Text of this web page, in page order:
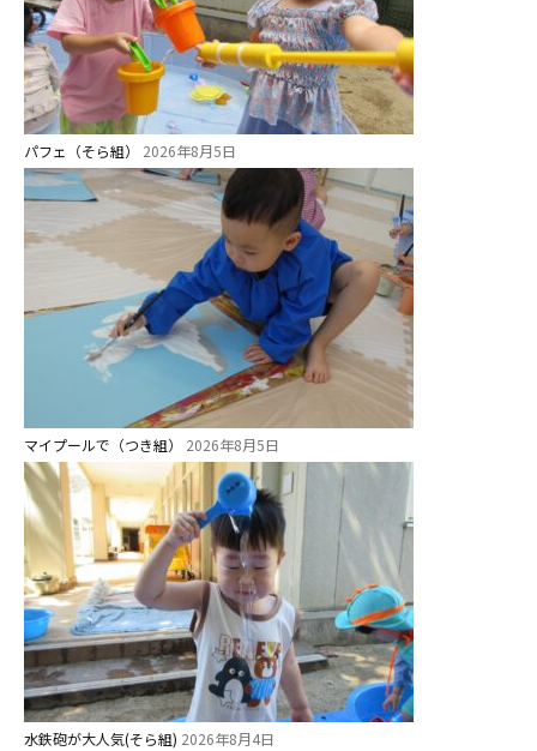
パフェ（そら組） 2026年8月5日
マイプールで（つき組） 2026年8月5日
水鉄砲が大人気(そら組) 2026年8月4日